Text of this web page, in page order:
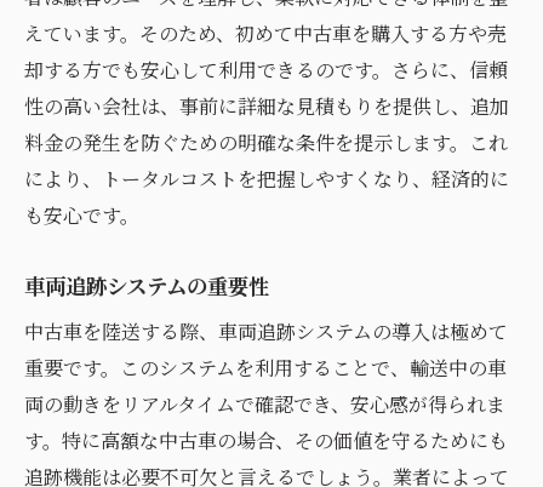
えています。そのため、初めて中古車を購入する方や売
却する方でも安心して利用できるのです。さらに、信頼
性の高い会社は、事前に詳細な見積もりを提供し、追加
料金の発生を防ぐための明確な条件を提示します。これ
により、トータルコストを把握しやすくなり、経済的に
も安心です。
車両追跡システムの重要性
中古車を陸送する際、車両追跡システムの導入は極めて
重要です。このシステムを利用することで、輸送中の車
両の動きをリアルタイムで確認でき、安心感が得られま
す。特に高額な中古車の場合、その価値を守るためにも
追跡機能は必要不可欠と言えるでしょう。業者によって